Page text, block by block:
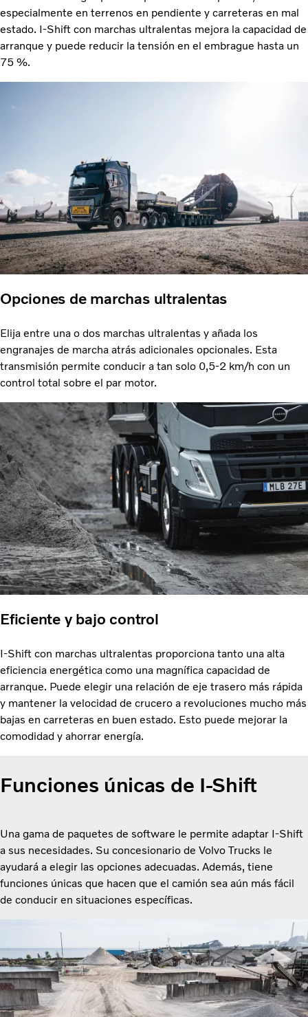
especialmente en terrenos en pendiente y carreteras en mal
estado. I-Shift con marchas ultralentas mejora la capacidad de
arranque y puede reducir la tensión en el embrague hasta un
75 %.
Opciones de marchas ultralentas
Elija entre una o dos marchas ultralentas y añada los
engranajes de marcha atrás adicionales opcionales. Esta
transmisión permite conducir a tan solo 0,5-2 km/h con un
control total sobre el par motor.
Eficiente y bajo control
I-Shift con marchas ultralentas proporciona tanto una alta
eficiencia energética como una magnífica capacidad de
arranque. Puede elegir una relación de eje trasero más rápida
y mantener la velocidad de crucero a revoluciones mucho más
bajas en carreteras en buen estado. Esto puede mejorar la
comodidad y ahorrar energía.
Funciones únicas de I-Shift
Una gama de paquetes de software le permite adaptar I-Shift
a sus necesidades. Su concesionario de Volvo Trucks le
ayudará a elegir las opciones adecuadas. Además, tiene
funciones únicas que hacen que el camión sea aún más fácil
de conducir en situaciones específicas.